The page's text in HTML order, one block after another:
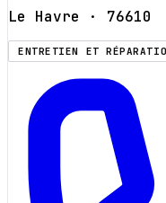
Le Havre · 76610
ENTRETIEN ET